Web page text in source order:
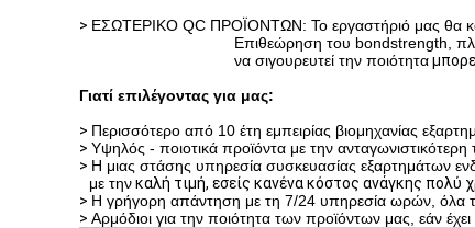
> ΕΣΩΤΕΡΙΚΟ QC ΠΡΟΪΟΝΤΩΝ: Το εργαστήριό μας θα
Επιθεώρηση του bondstrength,
να σιγουρευτεί την ποιότητα
Γιατί επιλέγοντας για μας:
> Περισσότερο από 10 έτη εμπειρίας βιομηχανίας
> Υψηλός - ποιοτικά προϊόντα με την
> Η μιας στάσης υπηρεσία συσκευασίας εξαρτημάτων
με τηνκαλή τιμή, εσείς κανένα κόστος ανάγκης πολύ
> Η γρήγορη απάντηση με τη 7/24 υπηρεσία ωρών, όλα
> Αρμόδιοι για την ποιότητα των προϊόντων μας, εάν